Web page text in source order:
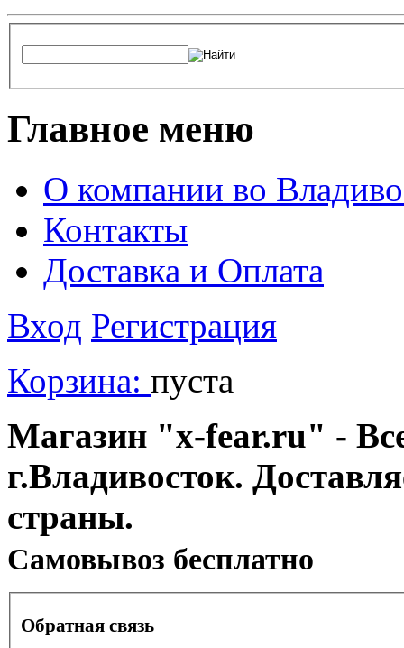
Главное меню
О компании во
Контакты
Доставка и Оплата
Вход Регистрация
Корзина: пуста
Магазин "x-fear.ru" -
г.Владивосток.
страны.
Cамовывоз бесплатно
Обратная связь